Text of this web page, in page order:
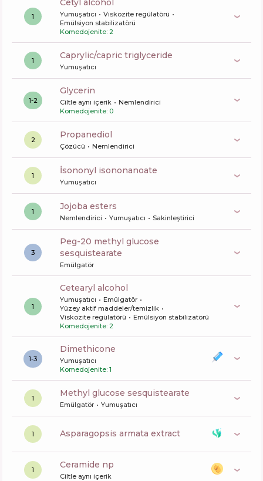
1
cetyl alcohol
Yumuşatıcı
Viskozite regülatörü
Emülsiyon stabilizatörü
Komedojenite: 2
1 caprylic/capric triglyceride
Yumuşatıcı
1-2
glycerin
Ciltle aynı içerik
Nemlendirici
Komedojenite: 0
2 propanediol
Çözücü Nemlendirici
1 isononyl isononanoate
Yumuşatıcı
1 jojoba esters
Nemlendirici Yumuşatıcı Sakinleştirici
3
peg-20 methyl glucose
sesquistearate
Emülgatör
1
cetearyl alcohol
Yumuşatıcı
Emülgatör
Yüzey aktif maddeler/temizlik
Viskozite regülatörü
Emülsiyon stabilizatörü
Komedojenite: 2
1-3
dimethicone
Yumuşatıcı
Komedojenite: 1
1 methyl glucose sesquistearate
Emülgatör Yumuşatıcı
1 asparagopsis armata extract
1 ceramide np
Ciltle aynı içerik